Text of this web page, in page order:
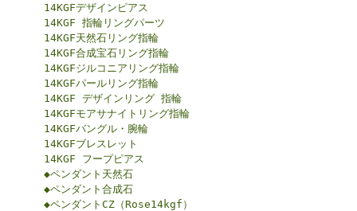
14KGFデザインピアス
14KGF 指輪リングパーツ
14KGF天然石リング指輪
14KGF合成宝石リング指輪
14KGFジルコニアリング指輪
14KGFパールリング指輪
14KGF デザインリング 指輪
14KGFモアサナイトリング指輪
14KGFバングル・腕輪
14KGFブレスレット
14KGF フープピアス
◆ペンダント天然石
◆ペンダント合成石
◆ペンダントCZ（Rose14kgf）